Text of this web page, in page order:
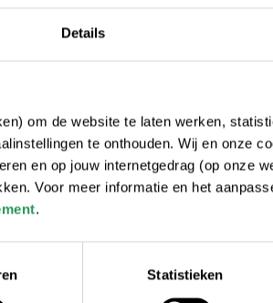
Details
om de website te laten werken,
te onthouden. Wij en onze
en op jouw internetgedrag (op onze
Voor meer informatie en het
.
Statistieken